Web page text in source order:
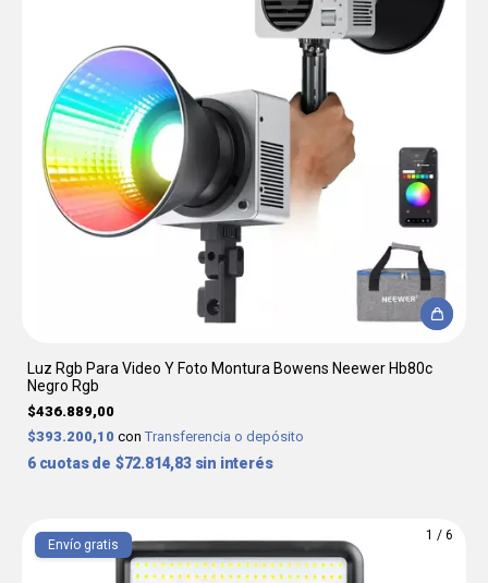
Luz Rgb Para Video Y Foto Montura Bowens Neewer Hb80c
Negro Rgb
$436.889,00
$393.200,10 con Transferencia o depósito
6 $72.814,83 sin interés
1 / 6
Envío gratis